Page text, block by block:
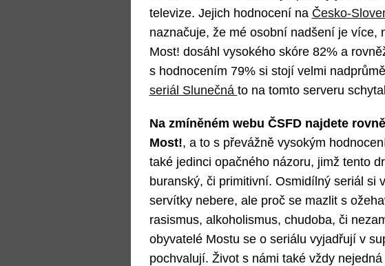
televize. Jejich hodnocení na Česko-
naznačuje, že mé osobní nadšení je více,
Most! dosáhl vysokého skóre 82% a
s hodnocením 79% si stojí velmi
seriál Slunečná to na tomto serveru
Na zmíněném webu ČSFD najdete
Most!, a to s převážně vysokým
také jedinci opačného názoru, jimž tento
buranský, či primitivní. Osmidílný seriál si
servítky nebere, ale proč se mazlit s
rasismus, alkoholismus, chudoba, či
obyvatelé Mostu se o seriálu vyjadřují v
pochvalují. Život s námi také vždy